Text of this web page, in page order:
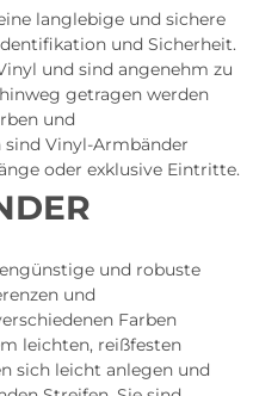
langlebige und sichere
und Sicherheit.
und sind angenehm zu
getragen werden
und
Vinyl-Armbänder
oder exklusive Eintritte.
und robuste
und
Farben
leichten, reißfesten
sich leicht anlegen und